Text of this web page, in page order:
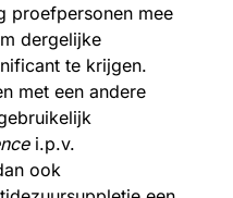
proefpersonen mee
dergelijke
te krijgen.
met een andere
i.p.v.
ook